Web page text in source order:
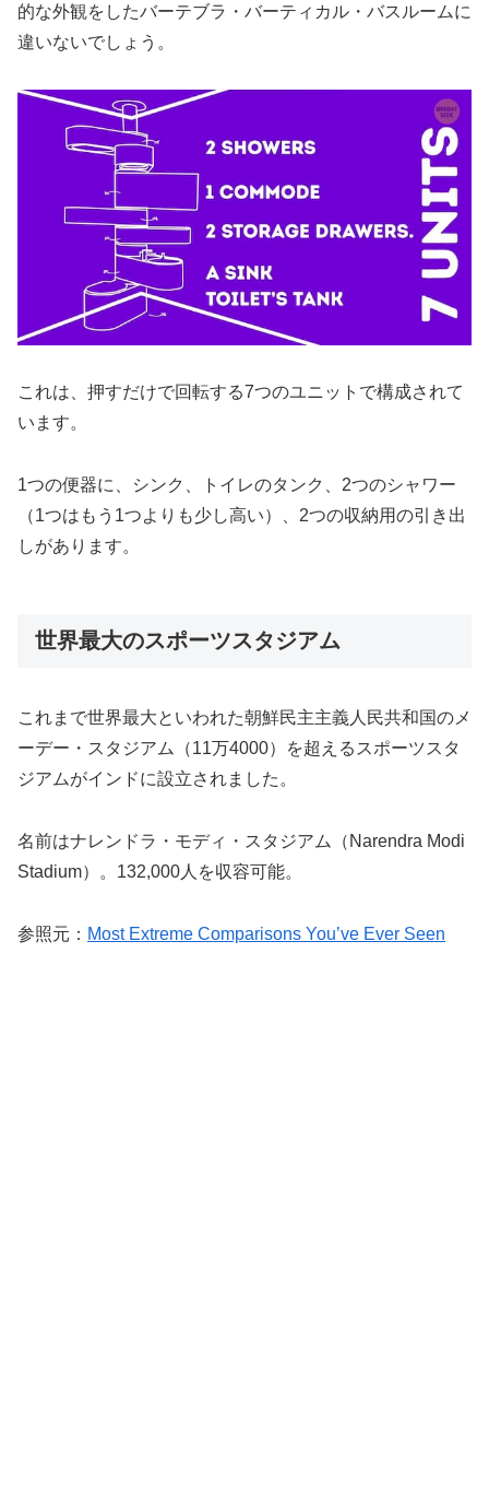
的な外観をしたバーテブラ・バーティカル・バスルームに
違いないでしょう。
これは、押すだけで回転する7つのユニットで構成されて
います。
1つの便器に、シンク、トイレのタンク、2つのシャワー
（1つはもう1つよりも少し高い）、2つの収納用の引き出
しがあります。
世界最大のスポーツスタジアム
これまで世界最大といわれた朝鮮民主主義人民共和国のメ
ーデー・スタジアム（11万4000）を超えるスポーツスタ
ジアムがインドに設立されました。
名前はナレンドラ・モディ・スタジアム（Narendra Modi
Stadium）。132,000人を収容可能。
参照元： Most Extreme Comparisons You’ve Ever Seen